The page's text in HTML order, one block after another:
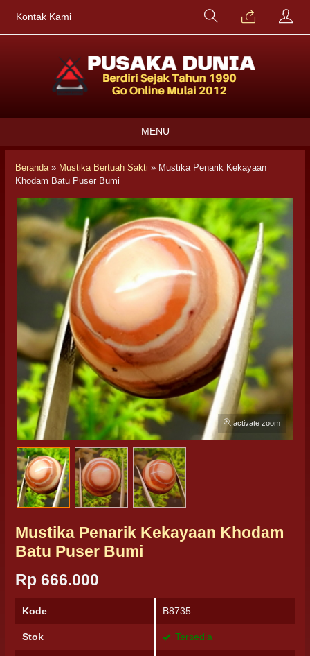
Kontak Kami
MENU
Beranda» Mustika Bertuah Sakti » Mustika Penarik Kekayaan
Khodam Batu Puser Bumi
activate zoom
Mustika Penarik Kekayaan Khodam
Batu Puser Bumi
Rp 666.000
Kode B8735
Stok Tersedia